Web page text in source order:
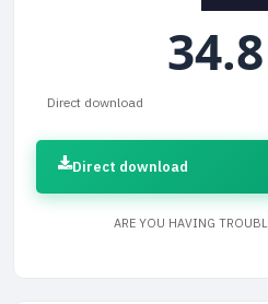
34.8
Direct download
Direct download
ARE YOU HAVING